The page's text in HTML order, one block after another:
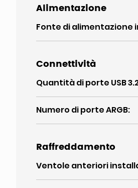
Alimentazione
Fonte di alimentazione
Connettività
Quantità di porte USB
Numero di porte ARGB:
Raffreddamento
Ventole anteriori